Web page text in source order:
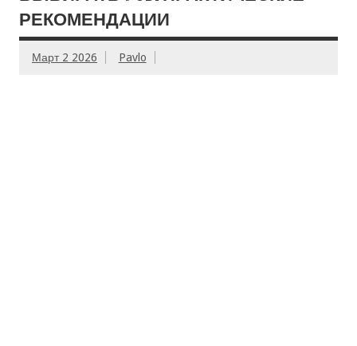
РЕКОМЕНДАЦИИ
Март 2 2026 Pavlo